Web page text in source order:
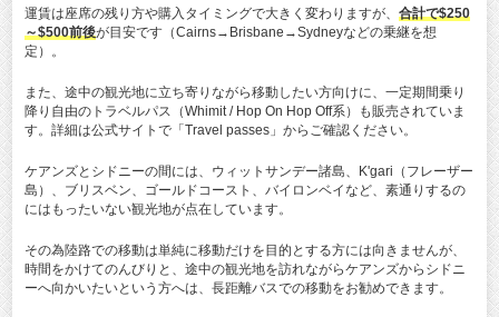
運賃は座席の残り方や購入タイミングで大きく変わりますが、 合計で$250
～$500前後が目安です（Cairns→Brisbane→Sydneyなどの乗継を想
定）。
また、途中の観光地に立ち寄りながら移動したい方向けに、一定期間乗り
降り自由のトラベルパス（Whimit / Hop On Hop Off系）も販売されていま
す。詳細は公式サイトで「Travel passes」からご確認ください。
ケアンズとシドニーの間には、ウィットサンデー諸島、K'gari（フレーザー
島）、ブリスベン、ゴールドコースト、バイロンベイなど、素通りするの
にはもったいない観光地が点在しています。
その為陸路での移動は単純に移動だけを目的とする方には向きませんが、
時間をかけてのんびりと、途中の観光地を訪れながらケアンズからシドニ
ーへ向かいたいという方へは、長距離バスでの移動をお勧めできます。